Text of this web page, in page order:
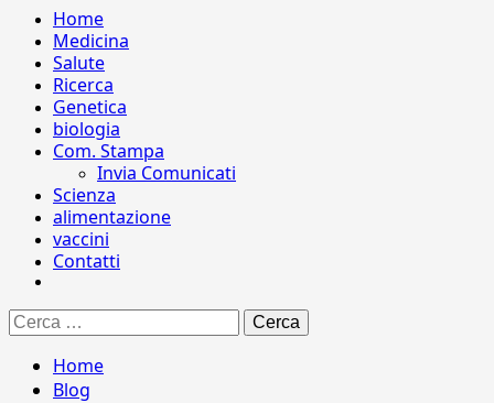
Home
Medicina
Salute
Ricerca
Genetica
biologia
Com. Stampa
Invia Comunicati
Scienza
alimentazione
vaccini
Contatti
Ricerca
per:
Home
Blog